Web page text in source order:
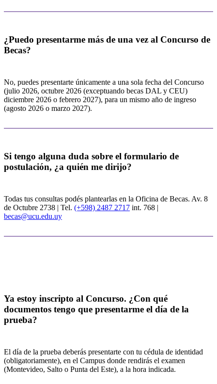
¿Puedo presentarme más de una vez al Concurso de
Becas?
No, puedes presentarte únicamente a una sola fecha del Concurso
(julio 2026, octubre 2026 (exceptuando becas DAL y CEU)
diciembre 2026 o febrero 2027), para un mismo año de ingreso
(agosto 2026 o marzo 2027).
Si tengo alguna duda sobre el formulario de
postulación, ¿a quién me dirijo?
Todas tus consultas podés plantearlas en la Oficina de Becas. Av. 8
de Octubre 2738 | Tel. (+598) 2487 2717 int. 768 |
becas@ucu.edu.uy
Ya estoy inscripto al Concurso. ¿Con qué
documentos tengo que presentarme el día de la
prueba?
El día de la prueba deberás presentarte con tu cédula de identidad
(obligatoriamente), en el Campus donde rendirás el examen
(Montevideo, Salto o Punta del Este), a la hora indicada.